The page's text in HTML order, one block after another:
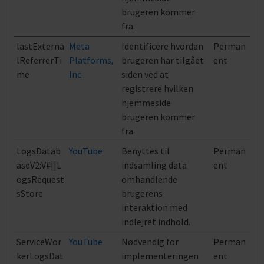
brugeren kommer
fra.
lastExterna
lReferrerTi
me
Meta
Platforms,
Inc.
Identificere hvordan
brugeren har tilgået
siden ved at
registrere hvilken
hjemmeside
brugeren kommer
fra.
Perman
ent
LogsDatab
aseV2:V#||L
ogsRequest
sStore
YouTube
Benyttes til
indsamling data
omhandlende
brugerens
interaktion med
indlejret indhold.
Perman
ent
ServiceWor
kerLogsDat
YouTube
Nødvendig for
implementeringen
Perman
ent